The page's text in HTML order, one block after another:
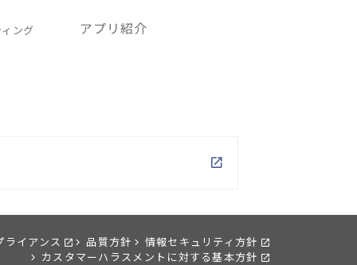
ング
アプリ紹介
ライアンス 品質方針
情報セキュリティ方針
カスタマーハラスメントに対する基本方針